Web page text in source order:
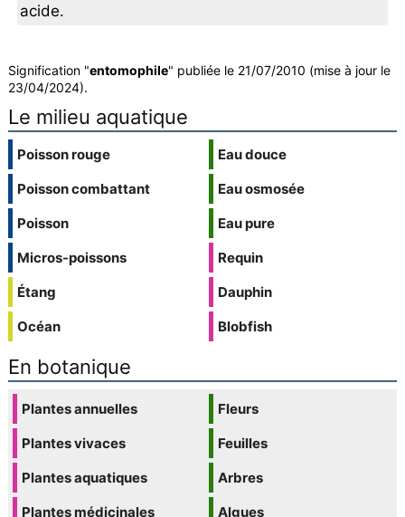
acide.
Signification "entomophile" publiée le 21/07/2010 (mise à jour le
23/04/2024).
Le milieu aquatique
Poisson rouge
Poisson combattant
Poisson
Micros-poissons
Étang
Océan
Eau douce
Eau osmosée
Eau pure
Requin
Dauphin
Blobfish
En botanique
Plantes annuelles
Plantes vivaces
Plantes aquatiques
Plantes médicinales
Fleurs
Feuilles
Arbres
Algues